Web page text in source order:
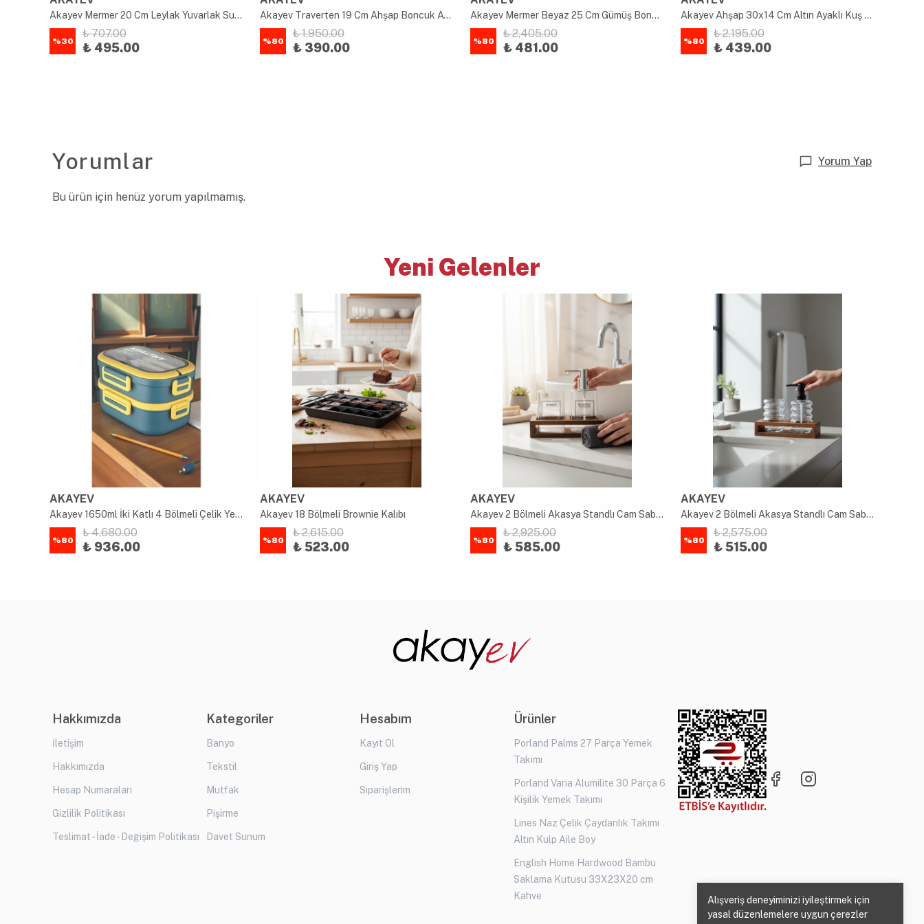
Alışveriş deneyiminizi iyileştirmek için
yasal düzenlemelere uygun çerezler
Akayev Mermer 20 Cm Leylak Yuvarlak Sunum Tabağı
%30
₺ 707.00
₺ 495.00
Akayev Traverten 19 Cm Ahşap Boncuk Ayaklı Sunumluk
%80
₺ 1,950.00
₺ 390.00
Akayev Mermer Beyaz 25 Cm Gümüş Boncuk Ayak Yuvarlak Sunumluk
%80
₺ 2,405.00
₺ 481.00
Akayev Ahşap 30x14 Cm Altın Ayaklı Kuş Sunum Tabağı
%80
₺ 2,195.00
₺ 439.00
Yorumlar Yorum Yap
Bu ürün için henüz yorum yapılmamış.
Yeni Gelenler
AKAYEV
Akayev 1650ml İki Katlı 4 Bölmeli Çelik Yemek Kabı Mavi
%80
₺ 4,680.00
₺ 936.00
AKAYEV
Akayev 18 Bölmeli Brownie Kalıbı
%80
₺ 2,615.00
₺ 523.00
AKAYEV
Akayev 2 Bölmeli Akasya Standlı Cam Sabunluk ve Diş Fırçalık Seti
%80
₺ 2,925.00
₺ 585.00
AKAYEV
Akayev 2 Bölmeli Akasya Standlı Cam Sabunluk ve Diş Fırçalık Seti
%80
₺ 2,575.00
₺ 515.00
Hakkımızda
İletişim
Hakkımızda
Hesap Numaraları
Gizlilik Politikası
Teslimat - İade - Değişim Politikası
Kategoriler
Banyo
Tekstil
Mutfak
Pişirme
Davet Sunum
Hesabım
Kayıt Ol
Giriş Yap
Siparişlerim
Ürünler
Porland Palms 27 Parça Yemek
Takımı
Porland Varia Alumilite 30 Parça 6
Kişilik Yemek Takımı
Lines Naz Çelik Çaydanlık Takımı
Altın Kulp Aile Boy
English Home Hardwood Bambu
Saklama Kutusu 33X23X20 cm
Kahve